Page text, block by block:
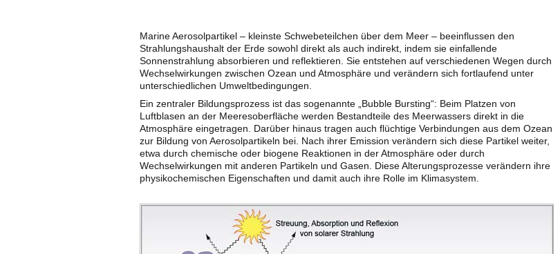
Marine Aerosolpartikel – kleinste Schwebeteilchen über dem Meer – beeinflussen den
Strahlungshaushalt der Erde sowohl direkt als auch indirekt, indem sie einfallende
Sonnenstrahlung absorbieren und reflektieren. Sie entstehen auf verschiedenen Wegen durch
Wechselwirkungen zwischen Ozean und Atmosphäre und verändern sich fortlaufend unter
unterschiedlichen Umweltbedingungen.
Ein zentraler Bildungsprozess ist das sogenannte „Bubble Bursting“: Beim Platzen von
Luftblasen an der Meeresoberfläche werden Bestandteile des Meerwassers direkt in die
Atmosphäre eingetragen. Darüber hinaus tragen auch flüchtige Verbindungen aus dem Ozean
zur Bildung von Aerosolpartikeln bei. Nach ihrer Emission verändern sich diese Partikel weiter,
etwa durch chemische oder biogene Reaktionen in der Atmosphäre oder durch
Wechselwirkungen mit anderen Partikeln und Gasen. Diese Alterungsprozesse verändern ihre
physikochemischen Eigenschaften und damit auch ihre Rolle im Klimasystem.